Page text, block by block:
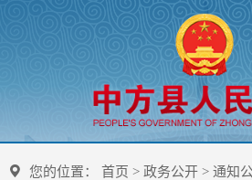
您的位置： 首页 > 政务公开> 通知